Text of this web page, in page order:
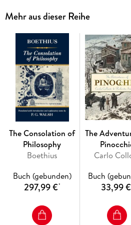
The Good Soldier is a masterpiece
fiction.
Mehr aus dieser Reihe
The Consolation of
Philosophy
Boethius
Buch (gebunden)
297,99 €*
The
Carlo
Buch
33,99 €